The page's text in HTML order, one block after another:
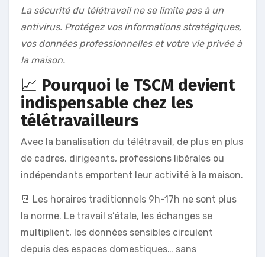
La sécurité du télétravail ne se limite pas à un
antivirus. Protégez vos informations stratégiques,
vos données professionnelles et votre vie privée à
la maison.
📈 Pourquoi le TSCM devient
indispensable chez les
télétravailleurs
Avec la banalisation du télétravail, de plus en plus
de cadres, dirigeants, professions libérales ou
indépendants emportent leur activité à la maison.
📆 Les horaires traditionnels 9h-17h ne sont plus
la norme. Le travail s’étale, les échanges se
multiplient, les données sensibles circulent
depuis des espaces domestiques… sans